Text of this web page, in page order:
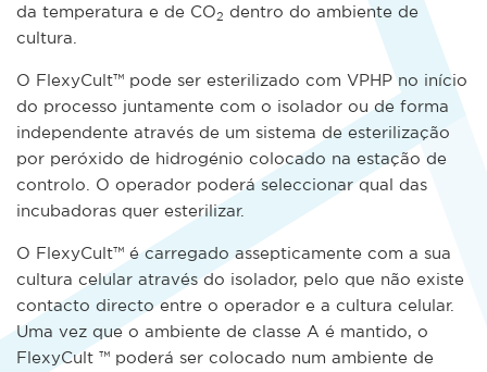
da temperatura e de CO2 dentro do ambiente de
cultura.
O FlexyCult™ pode ser esterilizado com VPHP no início
do processo juntamente com o isolador ou de forma
independente através de um sistema de esterilização
por peróxido de hidrogénio colocado na estação de
controlo. O operador poderá seleccionar qual das
incubadoras quer esterilizar.
O FlexyCult™ é carregado assepticamente com a sua
cultura celular através do isolador, pelo que não existe
contacto directo entre o operador e a cultura celular.
Uma vez que o ambiente de classe A é mantido, o
FlexyCult ™ poderá ser colocado num ambiente de